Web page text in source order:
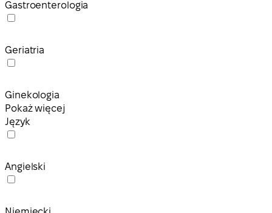
Gastroenterologia
Geriatria
Ginekologia
Pokaż więcej
Język
Angielski